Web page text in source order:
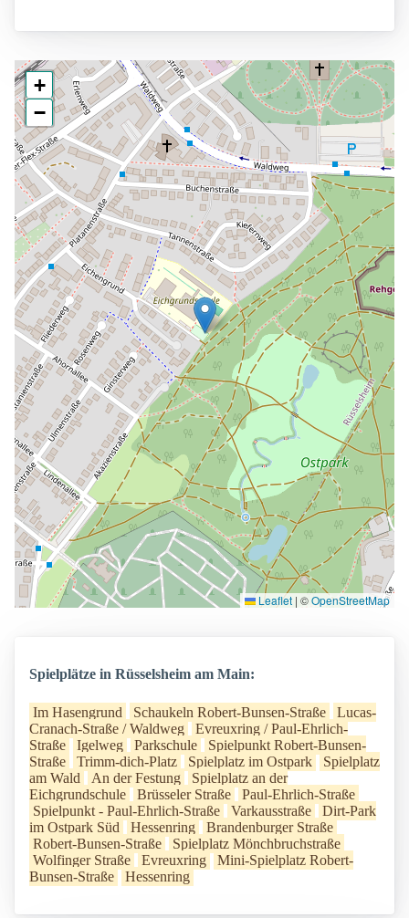
+
−
Leaflet | ©OpenStreetMap
Spielplätze in Rüsselsheim am Main:
Im Hasengrund Schaukeln Robert-Bunsen-Straße
Lucas-
Cranach-Straße / Waldweg
Evreuxring / Paul-Ehrlich-
Straße
Igelweg Parkschule
Spielpunkt Robert-Bunsen-
Straße
Trimm-dich-Platz Spielplatz im Ostpark
Spielplatz
am Wald
An der Festung
Spielplatz an der
Eichgrundschule
Brüsseler Straße
Paul-Ehrlich-Straße
Spielpunkt - Paul-Ehrlich-Straße
Varkausstraße
Dirt-Park
im Ostpark Süd
Hessenring
Brandenburger Straße
Robert-Bunsen-Straße
Spielplatz Mönchbruchstraße
Wolfinger Straße
Evreuxring
Mini-Spielplatz Robert-
Bunsen-Straße
Hessenring